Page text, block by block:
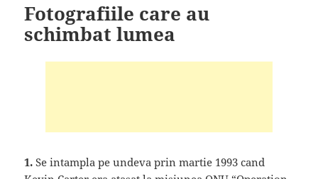
Fotografiile care au
schimbat lumea
1. Se intampla pe undeva prin martie 1993 cand